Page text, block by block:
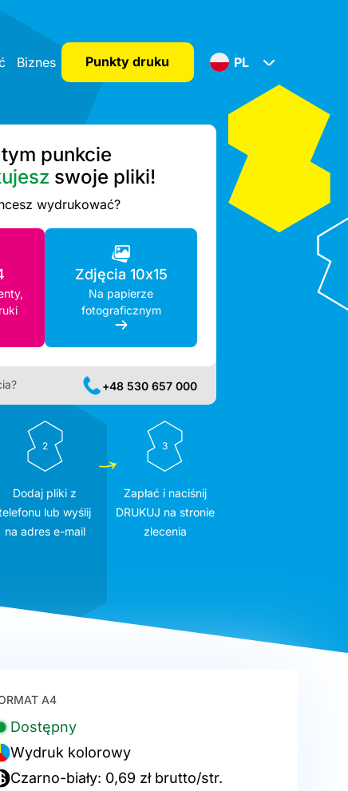
Biznes Punkty druku PL
punkcie
swoje pliki!
wydrukować?
Zdjęcia 10x15
Na papierze
fotograficznym
+48 530 657 000
2
Dodaj pliki z
lub wyślij
na adres e-mail
3
Zapłać i naciśnij
DRUKUJ na stronie
zlecenia
A4
Dostępny
Wydruk kolorowy
Czarno-biały: 0,69 zł brutto/str.